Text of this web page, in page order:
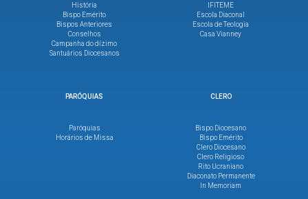
História
Bispo Emérito
Bispos Anteriores
Conselhos
Campanha do dízimo
Santuários Diocesanos
IFITEME
Escola Diaconal
Escola de Teologia
Casa Vianney
PARÓQUIAS
Paróquias
Horários de Missa
CLERO
Bispo Diocesano
Bispo Emérito
Clero Diocesano
Clero Religioso
Rito Ucraniano
Diaconato Permanente
In Memoriam